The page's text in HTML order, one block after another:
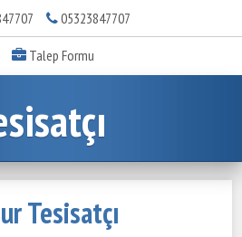
05323847707
Talep Formu
Tesisatçı